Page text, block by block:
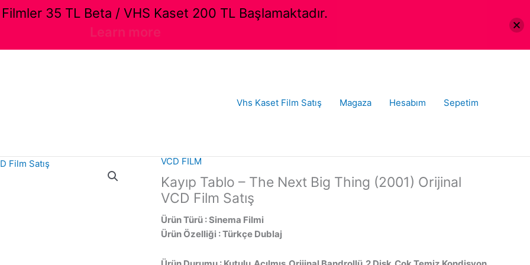
Vhs Kaset Film Satış Magaza Hesabım Sepetim
VCD FILM
Kayıp Tablo – The Next Big Thing (2001) Orijinal
VCD Film Satış
Ürün Türü : Sinema Filmi
Ürün Özelliği : Türkçe Dublaj
35 TL Beta / VHS Kaset 200 TL Başlamaktadır.
Learn more